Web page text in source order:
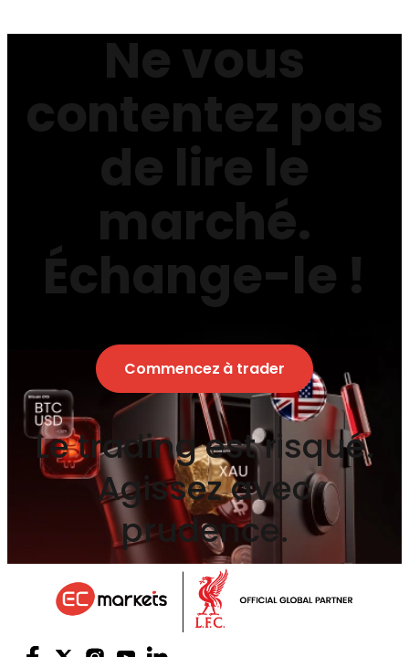
Ne vous
contentez pas
de lire le
marché.
Échange-le !
Commencez à trader
Le trading est risqué.
Agissez avec
prudence.